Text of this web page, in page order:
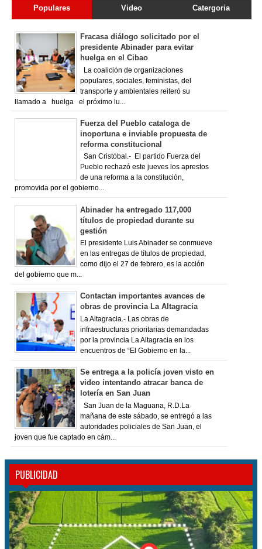
Populares Video Catergoria
Fracasa diálogo solicitado por el
presidente Abinader para evitar
huelga en el Cibao
La coalición de organizaciones
populares, sociales, feministas, del
transporte y ambientales reiteró su
llamado a huelga el próximo lu...
Fuerza del Pueblo cataloga de
inoportuna e inviable propuesta de
reforma constitucional
San Cristóbal.- El partido Fuerza del
Pueblo rechazó este jueves los aprestos
de una reforma a la constitución,
promovida por el gobierno...
Abinader ha entregado 117,000
títulos de propiedad durante su
gestión
El presidente Luis Abinader se conmueve
en las entregas de títulos de propiedad,
como dijo el 27 de febrero, es la acción
del gobierno que m...
Contactan importantes avances de
obras de provincia La Altagracia
La Altagracia.- Las obras de
infraestructuras prioritarias demandadas
por la provincia La Altagracia en los
encuentros de “El Gobierno en la...
Se entrega a la policía joven visto en
video intentando atracar banca de
lotería en San Juan
San Juan de la Maguana, R.D.La
mañana de este sábado, se entregó a las
autoridades policiales de San Juan, el
joven que fue captado en cám...
PUBLICIDAD